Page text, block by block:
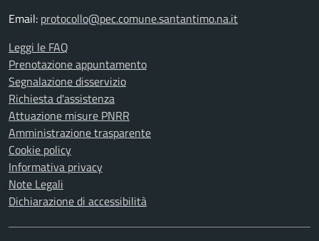
Email: protocollo@pec.comune.santantimo.na.it
Leggi le FAQ
Prenotazione appuntamento
Segnalazione disservizio
Richiesta d'assistenza
Attuazione misure PNRR
Amministrazione trasparente
Cookie policy
Informativa privacy
Note Legali
Dichiarazione di accessibilità